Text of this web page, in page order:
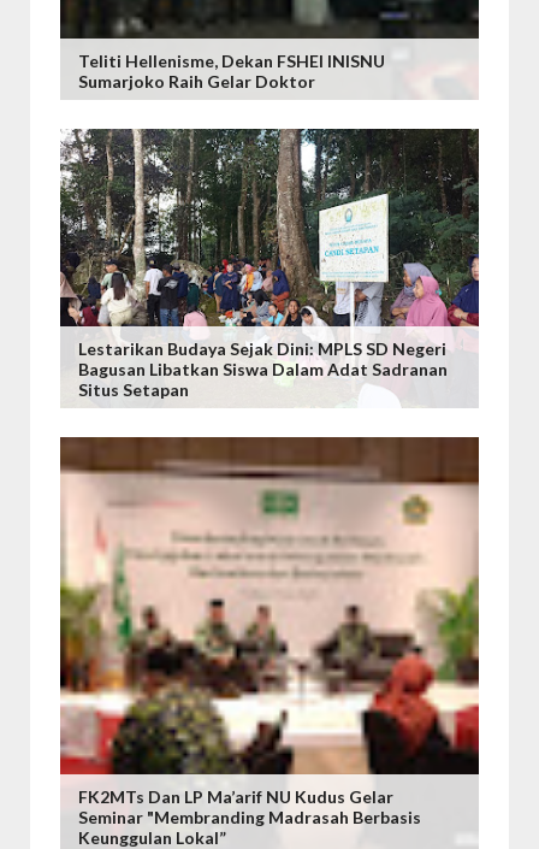
Teliti Hellenisme, Dekan FSHEI INISNU
Sumarjoko Raih Gelar Doktor
Lestarikan Budaya Sejak Dini: MPLS SD Negeri
Bagusan Libatkan Siswa Dalam Adat Sadranan
Situs Setapan
FK2MTs Dan LP Ma’arif NU Kudus Gelar
Seminar "Membranding Madrasah Berbasis
Keunggulan Lokal”